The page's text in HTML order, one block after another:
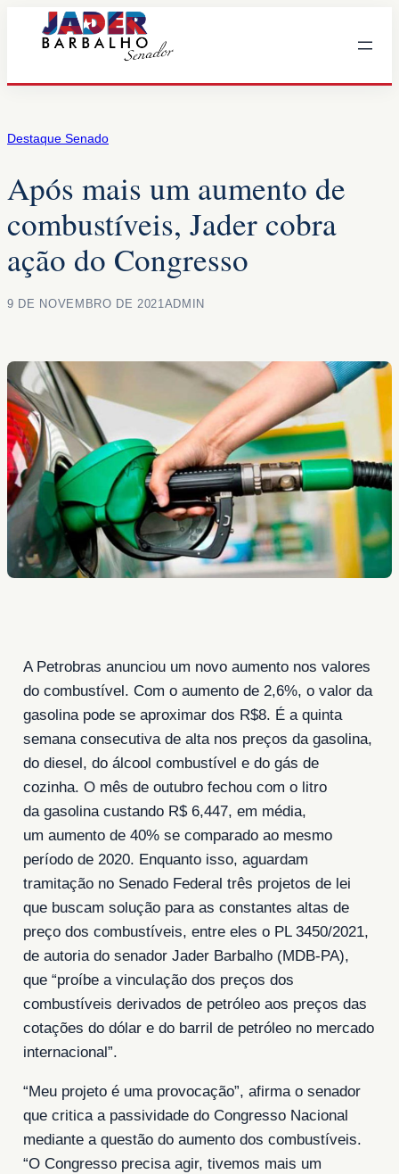
Destaque Senado
Após mais um aumento de
combustíveis, Jader cobra
ação do Congresso
9 DE NOVEMBRO DE 2021ADMIN
A Petrobras anunciou um novo aumento nos valores
do combustível. Com o aumento de 2,6%, o valor da
gasolina pode se aproximar dos R$8. É a quinta
semana consecutiva de alta nos preços da gasolina,
do diesel, do álcool combustível e do gás de
cozinha. O mês de outubro fechou com o litro
da gasolina custando R$ 6,447, em média,
um aumento de 40% se comparado ao mesmo
período de 2020. Enquanto isso, aguardam
tramitação no Senado Federal três projetos de lei
que buscam solução para as constantes altas de
preço dos combustíveis, entre eles o PL 3450/2021,
de autoria do senador Jader Barbalho (MDB-PA),
que “proíbe a vinculação dos preços dos
combustíveis derivados de petróleo aos preços das
cotações do dólar e do barril de petróleo no mercado
internacional”.
“Meu projeto é uma provocação”, afirma o senador
que critica a passividade do Congresso Nacional
mediante a questão do aumento dos combustíveis.
“O Congresso precisa agir, tivemos mais um